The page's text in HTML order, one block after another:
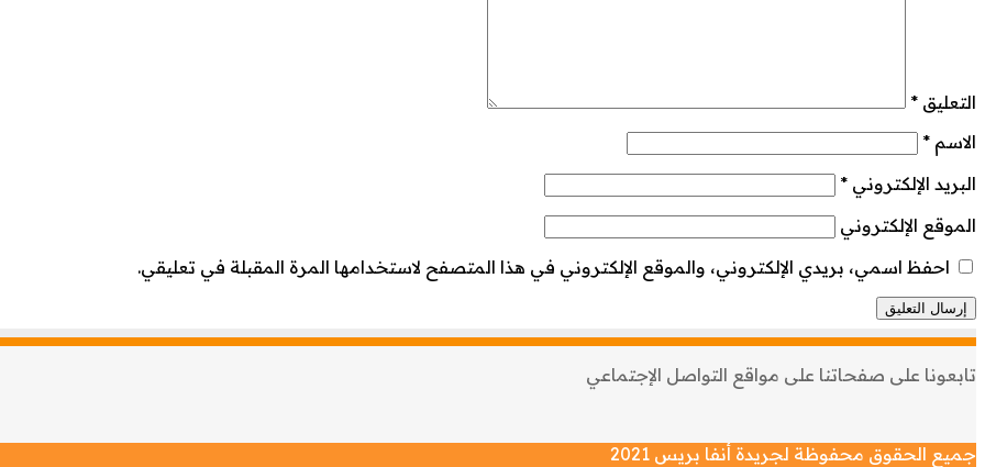
التعليق *
الاسم *
البريد الإلكتروني *
الموقع الإلكتروني
احفظ اسمي، بريدي الإلكتروني، والموقع الإلكتروني في هذا المتصفح لاستخدامها المرة المقبلة في تعليقي.
تابعونا على صفحاتنا على مواقع التواصل الإجتماعي
جميع الحقوق محفوظة لجريدة أنفا بريس 2021